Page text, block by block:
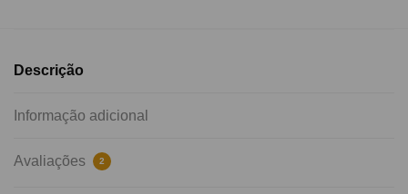
Descrição
Informação adicional
Avaliações 2